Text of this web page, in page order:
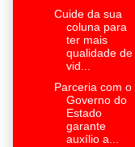
Cuide da sua
coluna para
ter mais
qualidade de
vid...
Parceria com o
Governo do
Estado
garante
auxílio a...